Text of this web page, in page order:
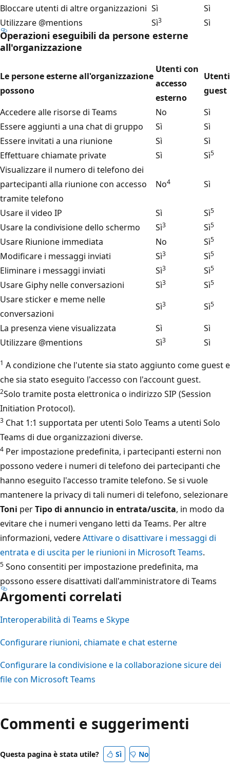
Bloccare utenti di altre organizzazioni Sì
Sì
Utilizzare @mentions
Sì3 Sì
Operazioni eseguibili da persone esterne
all'organizzazione
Le persone esterne all'organizzazione
possono
Utenti con
accesso
esterno
Utenti
guest
Accedere alle risorse di Teams
No
Sì
Essere aggiunti a una chat di gruppo
Sì
Sì
Essere invitati a una riunione
Sì
Sì
Effettuare chiamate private
Sì Sì5
Visualizzare il numero di telefono dei
partecipanti alla riunione con accesso
tramite telefono
No4 Sì
Usare il video IP Sì Sì5
Usare la condivisione dello schermo Sì3 Sì5
Usare Riunione immediata No Sì5
Modificare i messaggi inviati Sì3 Sì5
Eliminare i messaggi inviati Sì3 Sì5
Usare Giphy nelle conversazioni Sì3 Sì5
Usare sticker e meme nelle
conversazioni
Sì3 Sì5
La presenza viene visualizzata Sì
Sì
Utilizzare @mentions
Sì3 Sì
1 A condizione che l'utente sia stato aggiunto come guest e
che sia stato eseguito l'accesso con l'account guest.
2Solo tramite posta elettronica o indirizzo SIP (Session
Initiation Protocol).
3 Chat 1:1 supportata per utenti Solo Teams a utenti Solo
Teams di due organizzazioni diverse.
4 Per impostazione predefinita, i partecipanti esterni non
possono vedere i numeri di telefono dei partecipanti che
hanno eseguito l'accesso tramite telefono. Se si vuole
mantenere la privacy di tali numeri di telefono, selezionare
Toni perTipo di annuncio in entrata/uscita, in modo da
evitare che i numeri vengano letti da Teams. Per altre
informazioni, vedereAttivare o disattivare i messaggi di
entrata e di uscita per le riunioni in Microsoft Teams.
5 Sono consentiti per impostazione predefinita, ma
possono essere disattivati dall'amministratore di Teams
Argomenti correlati
Interoperabilità di Teams e Skype
Configurare riunioni, chiamate e chat esterne
Configurare la condivisione e la collaborazione sicure dei
file con Microsoft Teams
Commenti e suggerimenti
Questa pagina è stata utile? Sì No